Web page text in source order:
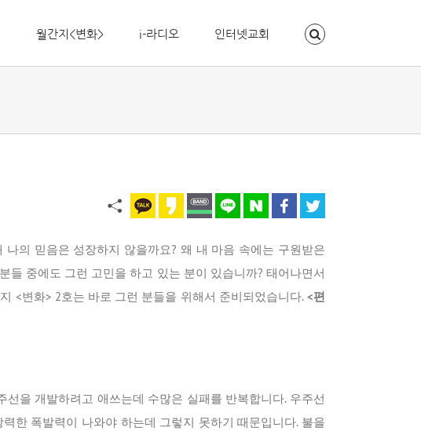
월간지<변화> i-라디오 인터넷교회
의 믿음은 성장하지 않을까요? 왜 내 마음 속에는 구원받은
들 중에도 그런 고민을 하고 있는 분이 있습니까? 태어나면서
<변화> 2호는 바로 그런 분들을 위해서 준비되었습니다.<편
을 개발하려고 애쓰는데 수많은 실패를 반복합니다. 우주선
한 폭발력이 나와야 하는데 그렇지 못하기 때문입니다. 불을